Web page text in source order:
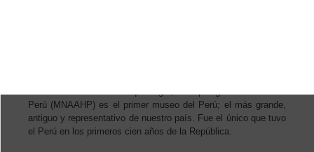
Perú (MNAAHP) es el primer museo del Perú; el más grande,
antiguo y representativo de nuestro país. Fue el único que tuvo
el Perú en los primeros cien años de la República.